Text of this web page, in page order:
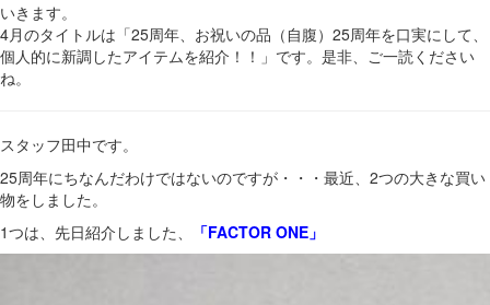
いきます。
4月のタイトルは「25周年、お祝いの品（自腹）25周年を口実にして、
個人的に新調したアイテムを紹介！！」です。是非、ご一読ください
ね。
スタッフ田中です。
25周年にちなんだわけではないのですが・・・最近、2つの大きな買い
物をしました。
1つは、先日紹介しました、
「FACTOR ONE」